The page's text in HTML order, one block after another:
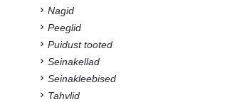
Nagid
Peeglid
Puidust tooted
Seinakellad
Seinakleebised
Tahvlid